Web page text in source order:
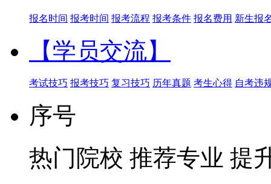
报名时间 报考时间 报考流程 报考条件 报名费用 新生报
【学员交流】
考试技巧 报考技巧 复习技巧 历年真题 考生心得 自考违
序号
热门院校 推荐专业 提